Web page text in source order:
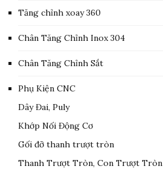
Tăng chỉnh xoay 360
Chân Tăng Chỉnh Inox 304
Chân Tăng Chỉnh Sắt
Phụ Kiện CNC
Dây Đai, Puly
Khớp Nối Động Cơ
Gối đỡ thanh trượt tròn
Thanh Trượt Tròn, Con Trượt Tròn